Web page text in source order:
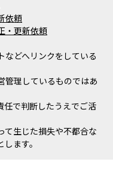
依頼
・更新依頼
などへリンクをしている
管理しているものではあ
任で判断したうえでご活
て生じた損失や不都合な
ます。